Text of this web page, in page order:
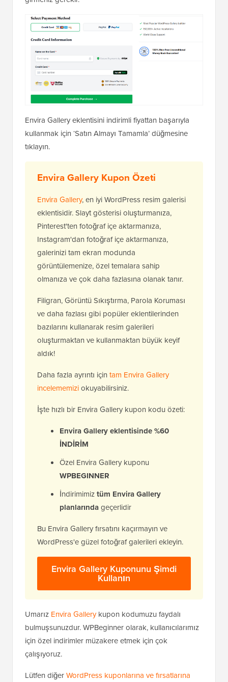
Envira Gallery eklentisini indirimli fiyattan başarıyla
kullanmak için ‘Satın Almayı Tamamla’ düğmesine
tıklayın.
Envira Gallery Kupon Özeti
Envira Gallery, en iyi WordPress resim galerisi
eklentisidir. Slayt gösterisi oluşturmanıza,
Pinterest'ten fotoğraf içe aktarmanıza,
Instagram'dan fotoğraf içe aktarmanıza,
galerinizi tam ekran modunda
görüntülemenize, özel temalara sahip
olmanıza ve çok daha fazlasına olanak tanır.
Filigran, Görüntü Sıkıştırma, Parola Koruması
ve daha fazlası gibi popüler eklentilerinden
bazılarını kullanarak resim galerileri
oluşturmaktan ve kullanmaktan büyük keyif
aldık!
Daha fazla ayrıntı için tam Envira Gallery
incelememiziokuyabilirsiniz.
İşte hızlı bir Envira Gallery kupon kodu özeti:
Envira Gallery eklentisinde %60
İNDİRİM
Özel Envira Gallery kuponu
WPBEGINNER
İndirimimiztüm Envira Gallery
planlarındageçerlidir
Bu Envira Gallery fırsatını kaçırmayın ve
WordPress'e güzel fotoğraf galerileri ekleyin.
Envira Gallery Kuponunu Şimdi
Kullanın
Umarız Envira Gallerykupon kodumuzu faydalı
bulmuşsunuzdur. WPBeginner olarak, kullanıcılarımız
için özel indirimler müzakere etmek için çok
çalışıyoruz.
Lütfen diğerWordPress kuponlarına ve fırsatlarına